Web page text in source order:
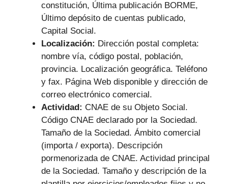
constitución, Última publicación BORME,
Último depósito de cuentas publicado,
Capital Social.
Localización: Dirección postal completa:
nombre vía, código postal, población,
provincia. Localización geográfica. Teléfono
y fax. Página Web disponible y dirección de
correo electrónico comercial.
Actividad: CNAE de su Objeto Social.
Código CNAE declarado por la Sociedad.
Tamaño de la Sociedad. Ámbito comercial
(importa / exporta). Descripción
pormenorizada de CNAE. Actividad principal
de la Sociedad. Tamaño y descripción de la